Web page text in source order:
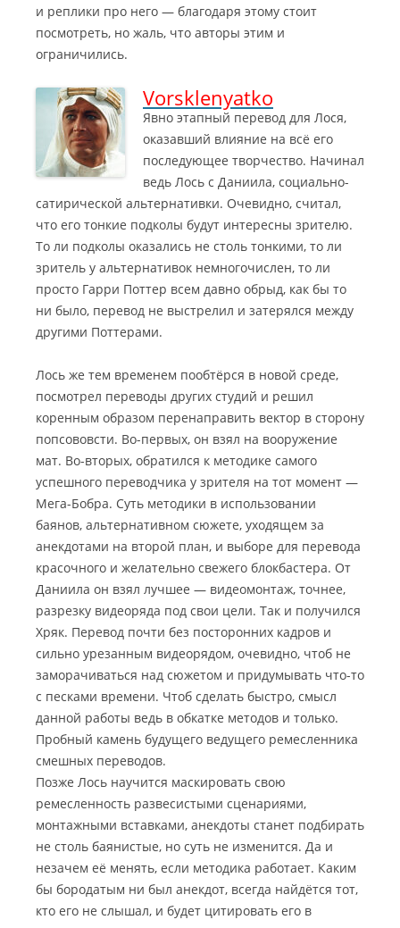
и реплики про него — благодаря этому стоит
посмотреть, но жаль, что авторы этим и
ограничились.
Vorsklenyatko
Явно этапный перевод для Лося,
оказавший влияние на всё его
последующее творчество. Начинал
ведь Лось с Даниила, социально-
сатирической альтернативки. Очевидно, считал,
что его тонкие подколы будут интересны зрителю.
То ли подколы оказались не столь тонкими, то ли
зритель у альтернативок немногочислен, то ли
просто Гарри Поттер всем давно обрыд, как бы то
ни было, перевод не выстрелил и затерялся между
другими Поттерами.
Лось же тем временем пообтёрся в новой среде,
посмотрел переводы других студий и решил
коренным образом перенаправить вектор в сторону
попсововсти. Во-первых, он взял на вооружение
мат. Во-вторых, обратился к методике самого
успешного переводчика у зрителя на тот момент —
Мега-Бобра. Суть методики в использовании
баянов, альтернативном сюжете, уходящем за
анекдотами на второй план, и выборе для перевода
красочного и желательно свежего блокбастера. От
Даниила он взял лучшее — видеомонтаж, точнее,
разрезку видеоряда под свои цели. Так и получился
Хряк. Перевод почти без посторонних кадров и
сильно урезанным видеорядом, очевидно, чтоб не
заморачиваться над сюжетом и придумывать что-то
с песками времени. Чтоб сделать быстро, смысл
данной работы ведь в обкатке методов и только.
Пробный камень будущего ведущего ремесленника
смешных переводов.
Позже Лось научится маскировать свою
ремесленность развесистыми сценариями,
монтажными вставками, анекдоты станет подбирать
не столь баянистые, но суть не изменится. Да и
незачем её менять, если методика работает. Каким
бы бородатым ни был анекдот, всегда найдётся тот,
кто его не слышал, и будет цитировать его в